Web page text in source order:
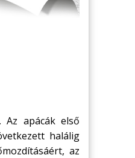
Az apácák első
halálig
az